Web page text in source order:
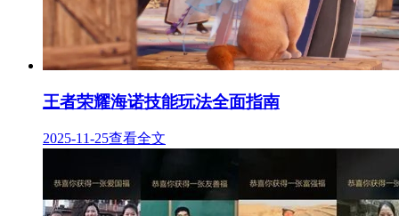
王者荣耀海诺技能玩法全面指南
2025-11-25查看全文